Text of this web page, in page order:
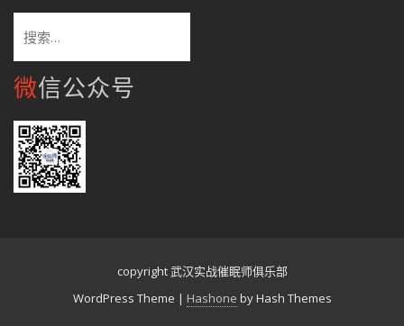
索：
微信公众号
copyright 武汉实战催眠师俱乐部
WordPress Theme | Hashone by Hash Themes